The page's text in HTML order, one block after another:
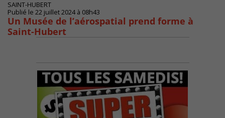
SAINT-HUBERT
Publié le 22 juillet 2024 à 08h43
Un Musée de l’aérospatial prend forme à
Saint-Hubert